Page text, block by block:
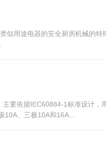
用途电器的安全厨房机械的
要依据IEC60884-1标准设计
、三极10A和16A...